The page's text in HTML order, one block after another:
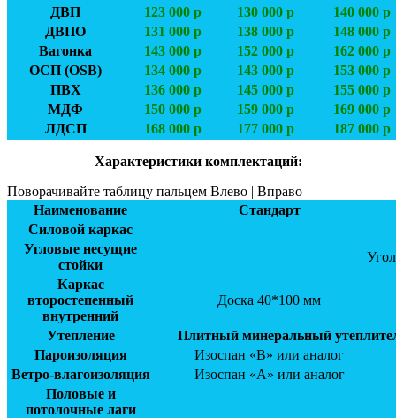
ДВП 123 000 р 130 000 р
140 000 р
ДВПО
131 000 р 138 000 р
148 000 р
Вагонка
143 000 р 152 000 р
162 000 р
ОСП (OSB)
134 000 р 143 000 р
153 000 р
ПВХ
136 000 р 145 000 р
155 000 р
МДФ
150 000 р 159 000 р
169 000 р
ЛДСП
168 000 р 177 000 р 187 000 р
Характеристики комплектаций:
Поворачивайте таблицу пальцем Влево | Вправо
Наименование
Стандарт
Силовой каркас
Угловые несущие
стойки
Каркас
второстепенный
внутренний
Доска 40*100 мм
Утепление
Плитный минеральный
Пароизоляция
Изоспан «В» или аналог
Ветро-влагоизоляция
Изоспан «А» или аналог
Половые и
потолочные лаги